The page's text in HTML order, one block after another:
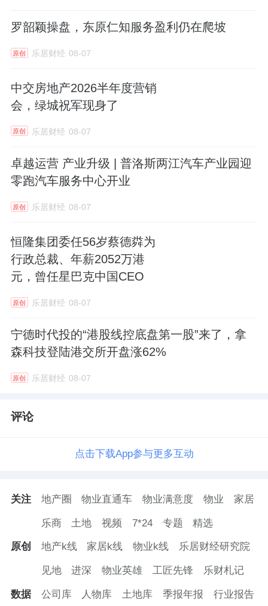
罗韶颖操盘，东原仁知服务盈利仍在爬坡
原创 乐居财经 08-07
中交房地产2026半年度营销
会，绿城祝军现身了
原创 乐居财经 08-07
卓越运营 产业升级 | 普洛斯两江汽车产业园迎
零跑汽车服务中心开业
原创 乐居财经 08-07
恒隆集团委任56岁蔡德粦为
行政总裁、年薪2052万港
元，曾任星巴克中国CEO
原创 乐居财经 08-07
宁德时代投的“港股线控底盘第一股”来了，拿
森科技登陆港交所开盘涨62%
原创 乐居财经 08-07
评论
点击下载App参与更多互动
关注 地产圈 物业直通车 物业满意度 物业 家居
乐商 土地 视频 7*24 专题 精选
原创 地产k线 家居k线 物业k线 乐居财经研究院
见地 进深 物业英雄 工匠先锋 乐财札记
数据 公司库 人物库 土地库 季报年报 行业报告